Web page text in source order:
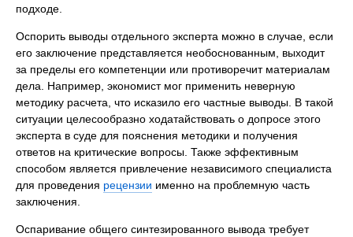
подходе.
Оспорить выводы отдельного эксперта можно в случае, если
его заключение представляется необоснованным, выходит
за пределы его компетенции или противоречит материалам
дела. Например, экономист мог применить неверную
методику расчета, что исказило его частные выводы. В такой
ситуации целесообразно ходатайствовать о допросе этого
эксперта в суде для пояснения методики и получения
ответов на критические вопросы. Также эффективным
способом является привлечение независимого специалиста
для проведения рецензии именно на проблемную часть
заключения.
Оспаривание общего синтезированного вывода требует